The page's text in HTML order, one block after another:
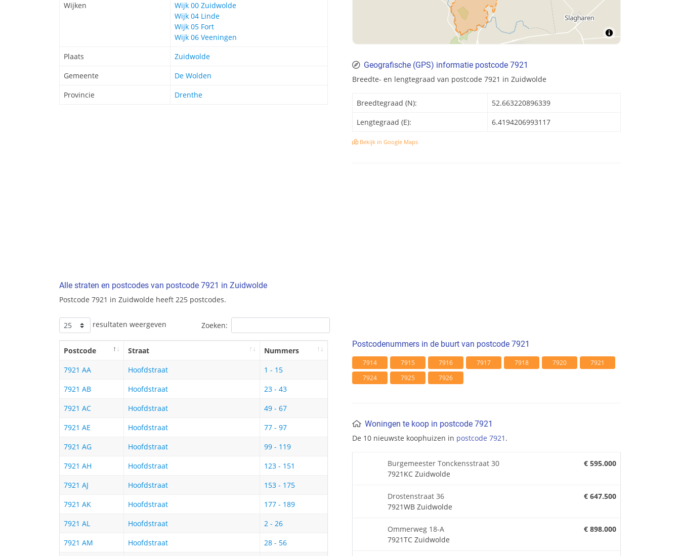
Wijken
Wijk 00 Zuidwolde
Wijk 04 Linde
Wijk 05 Fort
Wijk 06 Veeningen
Plaats
Zuidwolde
Gemeente
De Wolden
Provincie
Drenthe
Alle straten en postcodes van postcode 7921 in Zuidwolde
Postcode 7921 in Zuidwolde heeft 225 postcodes.
resultaten weergeven Zoeken:
Postcode Straat
Nummers
7921 AA
Hoofdstraat
1 - 15
7921 AB
Hoofdstraat
23 - 43
7921 AC
Hoofdstraat
49 - 67
7921 AE
Hoofdstraat
77 - 97
7921 AG
Hoofdstraat
99 - 119
7921 AH
Hoofdstraat
123 - 151
7921 AJ
Hoofdstraat
153 - 175
7921 AK
Hoofdstraat
177 - 189
7921 AL
Hoofdstraat
2 - 26
7921 AM
Hoofdstraat
28 - 56
Geografische (GPS) informatie postcode 7921
Breedte- en lengtegraad van postcode 7921 in Zuidwolde
Breedtegraad (N):
52.663220896339
Lengtegraad (E):
6.4194206993117
Bekijk in Google Maps
Postcodenummers in de buurt van postcode 7921
7914 7915 7916 7917 7918 7920
7921
7924
7925 7926
Woningen te koop in postcode 7921
De 10 nieuwste koophuizen in postcode 7921 .
Burgemeester Tonckensstraat 30
7921KC Zuidwolde
€ 595.000
Drostenstraat 36
7921WB Zuidwolde
€ 647.500
Ommerweg 18-A
7921TC Zuidwolde
€ 898.000